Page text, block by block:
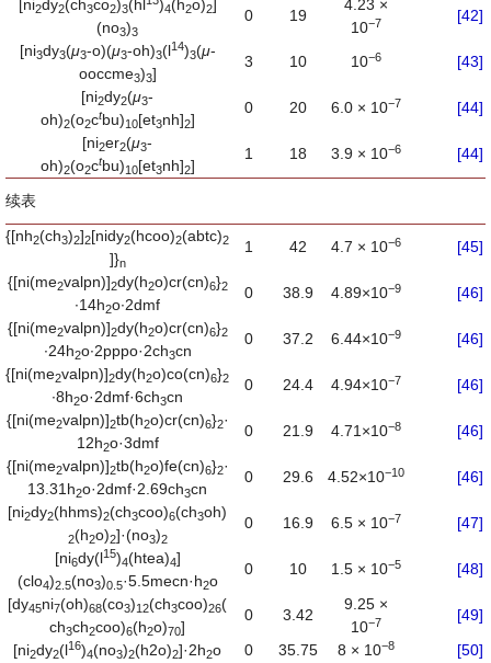
[ni2dy2(ch3co2)3(hl )4(h2o)2]
(no3)3
0 19
4.23 ×
10−7
[42]
[ni3dy3(μ3-o)(μ3-oh)3(l14)3(μ-
ooccme3)3]
3 10 10−6
[43]
[ni2dy2(μ3-
oh)2(o2ctbu)10[et3nh]2]
0 20 6.0 × 10−7
[44]
[ni2er2(μ3-
oh)2(o2ctbu)10[et3nh]2]
1 18 3.9 × 10−6 [44]
续表
{[nh2(ch3)2]2[nidy2(hcoo)2(abtc)2
]}n
1 42 4.7 × 10−6
[45]
{[ni(me2valpn)]2dy(h2o)cr(cn)6}2
∙14h2o∙2dmf
0 38.9 4.89×10−9
[46]
{[ni(me2valpn)]2dy(h2o)cr(cn)6}2
∙24h2o∙2pppo·2ch3cn
0 37.2 6.44×10−9
[46]
{[ni(me2valpn)]2dy(h2o)co(cn)6}2
∙8h2o·2dmf·6ch3cn
0 24.4 4.94×10−7
[46]
{[ni(me2valpn)]2tb(h2o)cr(cn)6}2·
12h2o·3dmf
0 21.9 4.71×10−8
[46]
{[ni(me2valpn)]2tb(h2o)fe(cn)6}2·
13.31h2o·2dmf·2.69ch3cn
0 29.6 4.52×10−10
[46]
[ni2dy2(hhms)2(ch3coo)6(ch3oh)
2(h2o)2]·(no3)2
0 16.9 6.5 × 10−7
[47]
[ni6dy(l15)4(htea)4]
(clo4)2.5(no3)0.5·5.5mecn·h2o
0 10 1.5 × 10−5
[48]
[dy45ni7(oh)68(co3)12(ch3coo)26(
ch3ch2coo)6(h2o)70]
0 3.42
9.25 ×
10−7
[49]
[ni2dy2(l16)4(no3)2(h2o)2]·2h2o 0 35.75 8 × 10−8
[50]